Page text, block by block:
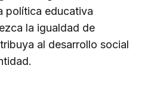
política educativa
la igualdad de
al desarrollo social